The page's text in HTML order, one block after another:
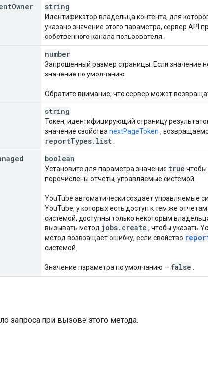
Owner string
Идентификатор владельца контента, для
указано значение этого параметра, сервер API
собственного канала пользователя.
number
Запрошенный размер страницы. Если значение
значение по умолчанию.
Обратите внимание, что сервер может
string
Токен, идентифицирующий страницу
значение свойства nextPageToken ,
reportTypes. list
boolean
Установите для параметра значение true чтобы
перечислены отчеты, управляемые системой.
YouTube автоматически создает управляемые
YouTube, у которых есть доступ к тем же отчетам
системой, доступны только некоторым
вызывать метод jobs. create , чтобы указать
метод возвращает ошибку, если свойство
системой.
Значение параметра по умолчанию — false
запроса при вызове этого метода.